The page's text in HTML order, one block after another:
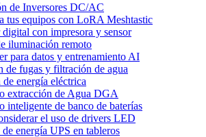
de Inversores DC/AC
tus equipos con LoRA Meshtastic
con impresora y sensor
iluminación remoto
para datos y entrenamiento AI
de fugas y filtración de agua
energía eléctrica
extracción de Agua DGA
inteligente de banco de baterías
el uso de drivers LED
energía UPS en tableros